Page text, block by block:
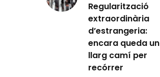
Regularització
extraordinària
d’estrangeria:
encara queda un
llarg camí per
recórrer